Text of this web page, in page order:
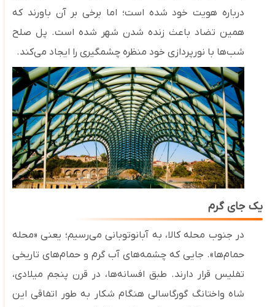
درباره هویت خود شده است؛ اما برخی بر آن باورند که
همین تضاد باعث زنده شدن شهر شده است. پل صلح
شب‌ها با نورپردازی خود منظره چشمگیری را ایجاد می‌کند.
یک جای گرم
در جنوب محله کالا، به آبانوتوبانی می‌رسیم؛ یعنی «محله
حمام‌ها». جایی که چشمه‌های آب گرم و حمام‌های تاریخی
تفلیس قرار دارند. طبق افسانه‌ها، در قرن پنجم میلادی،
شاه واختانگ گورگاسالی هنگام شکار به طور اتفاقی این